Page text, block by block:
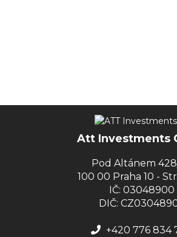
Att Investments
Pod Altánem
100 00 Praha 10 -
IČ: 03048900
DIČ:
+420 776 834